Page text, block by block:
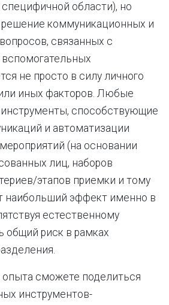
области), но
коммуникационных и
связанных с
не просто в силу личного
иных факторов. Любые
способствующие
и автоматизации
(на основании
лиц, наборов
этапов приемки и тому
эффект именно в
естественному
общий риск в рамках
опыта сможете поделиться
инструментов-